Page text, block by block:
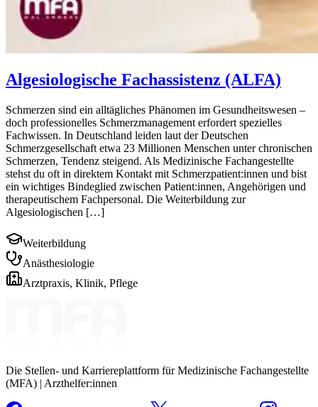
Algesiologische Fachassistenz (ALFA)
Schmerzen sind ein alltägliches Phänomen im Gesundheitswesen –
doch professionelles Schmerzmanagement erfordert spezielles
Fachwissen. In Deutschland leiden laut der Deutschen
Schmerzgesellschaft etwa 23 Millionen Menschen unter chronischen
Schmerzen, Tendenz steigend. Als Medizinische Fachangestellte
stehst du oft in direktem Kontakt mit Schmerzpatient:innen und bist
ein wichtiges Bindeglied zwischen Patient:innen, Angehörigen und
therapeutischem Fachpersonal. Die Weiterbildung zur
Algesiologischen […]
Weiterbildung
Anästhesiologie
Arztpraxis, Klinik, Pflege
Die Stellen- und Karriereplattform für Medizinische Fachangestellte
(MFA) | Arzthelfer:innen